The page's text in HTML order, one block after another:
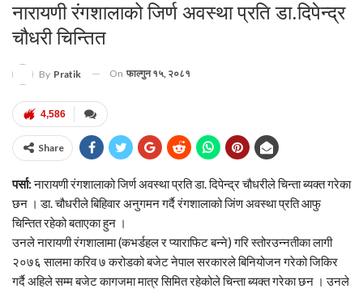
नारायणी रंगशालाको जिर्ण अवस्था प्रति डा.दिपेन्द्र
चौधरी चिन्तित
By Pratik On फाल्गुन १५, २०८१
4,586
Share
पर्सा:नारायणी रंगशालाको जिर्ण अवस्था प्रति डा. दिपेन्द्र चौधरीले चिन्ता ब्यक्त गरेका
छन । डा. चौधरीले बिहिवार अनुगमन गर्दै रंगशालाको जिंण अवस्था प्रति आफु
चिन्तित रहेको बताएका हुन ।
उनले नारायणी रंगशालामा (कभर्डहल र प्याराफिट बन्ने) गरि स्तोरउन्नतीका लागी
२०७६ सालमा करिव ७ करोडको बजेट नेपाल सरकारले बिनियोजन गरेको जिकिर
गर्दै अहिले सम्म बजेट कागजमा मात्र सिमित रहेकोले चिन्ता ब्यक्त गरेका छन । उनले